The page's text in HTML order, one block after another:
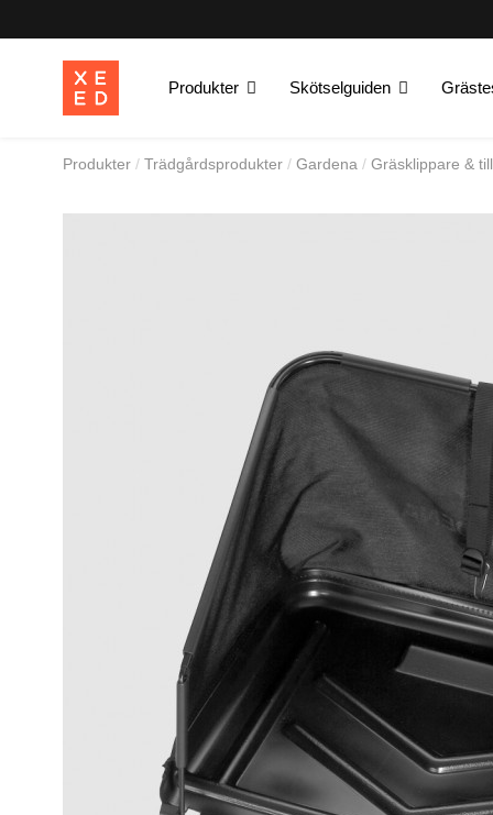
Produkter Skötselguiden
Produkter Trädgårdsprodukter Gardena Gräsklippare &